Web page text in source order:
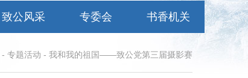
致公风采 专委会 书香机关
- 专题活动 - 我和我的祖国——致公党第三届摄影赛